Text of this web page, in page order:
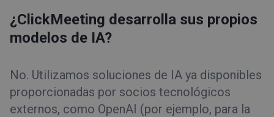
¿ClickMeeting desarrolla sus propios
modelos de IA?
No. Utilizamos soluciones de IA ya disponibles
proporcionadas por socios tecnológicos
externos, como OpenAI (por ejemplo, para la